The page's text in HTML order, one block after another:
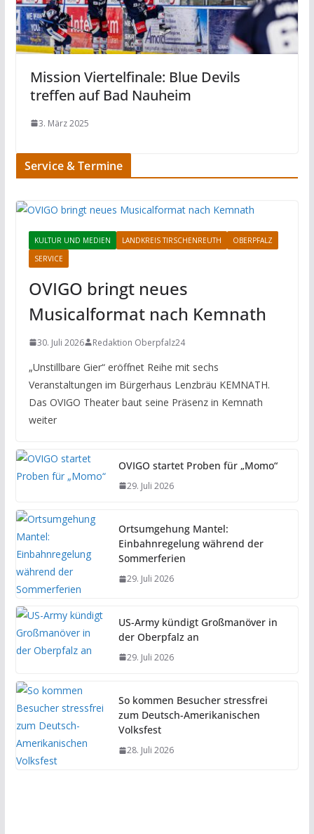
Mission Viertelﬁnale: Blue Devils
treffen auf Bad Nauheim
3. März 2025
Service & Termine
KULTUR UND MEDIEN LANDKREIS TIRSCHENREUTH
OBERPFALZ
SERVICE
OVIGO bringt neues
Musicalformat nach Kemnath
30. Juli 2026 Redaktion Oberpfalz24
„Unstillbare Gier“ eröffnet Reihe mit sechs
Veranstaltungen im Bürgerhaus Lenzbräu KEMNATH.
Das OVIGO Theater baut seine Präsenz in Kemnath
weiter
OVIGO startet Proben für „Momo“
29. Juli 2026
Ortsumgehung Mantel:
Einbahnregelung während der
Sommerferien
29. Juli 2026
US-Army kündigt Großmanöver in
der Oberpfalz an
29. Juli 2026
So kommen Besucher stressfrei
zum Deutsch-Amerikanischen
Volksfest
28. Juli 2026